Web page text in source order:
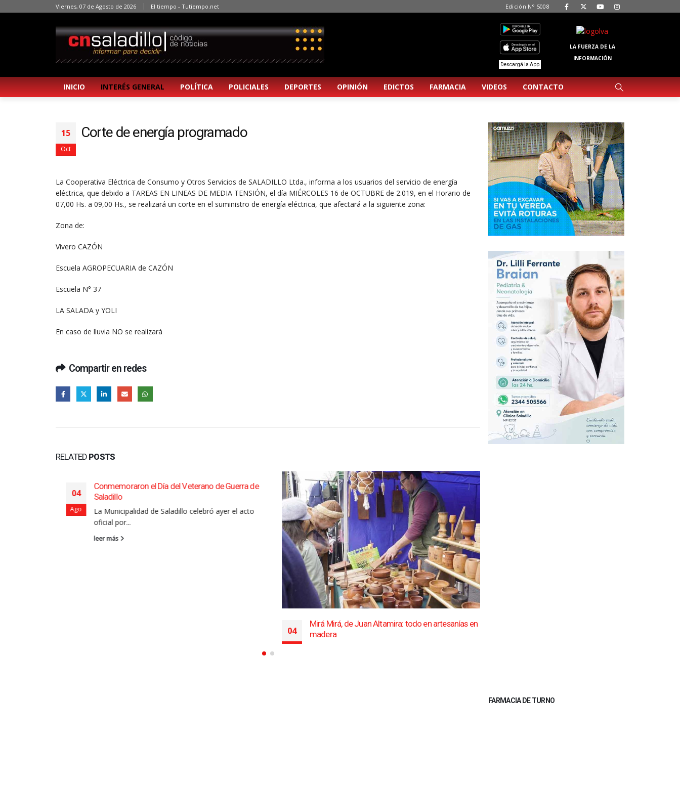
Viernes, 07 de Agosto de 2026 El tiempo - Tutiempo.net Edición N° 5008
Descargá la App
LA FUERZA DE LA
INFORMACIÓN
INICIO INTERÉS GENERAL POLÍTICA POLICIALES DEPORTES OPINIÓN EDICTOS FARMACIA VIDEOS CONTACTO
15
Oct
Corte de energía programado
La Cooperativa Eléctrica de Consumo y Otros Servicios de SALADILLO Ltda., informa a los usuarios del servicio de energía
eléctrica, que debido a TAREAS EN LINEAS DE MEDIA TENSIÓN, el día MIÉRCOLES 16 de OCTUBRE de 2.019, en el Horario de
07,00 Hs. a 09,00 Hs., se realizará un corte en el suministro de energía eléctrica, que afectará a la siguiente zona:
Zona de:
Vivero CAZÓN
Escuela AGROPECUARIA de CAZÓN
Escuela N° 37
LA SALADA y YOLI
En caso de lluvia NO se realizará
Compartir en redes
RELATED POSTS
Ago
Conmemoraron el Día del Veterano de Guerra de
Saladillo
La Municipalidad de Saladillo celebró ayer el acto
oficial por...
leer más
Ago
Mirá Mirá, de Juan Altamira: todo en artesanías en
madera
FARMACIA DE TURNO